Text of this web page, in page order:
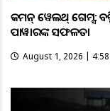
କମନ୍ ୱେଲଥ୍ ଗେମ୍ସ:
ପାୱାରଙ୍କ ସଫଳତା
August 1, 2026 | 4:58